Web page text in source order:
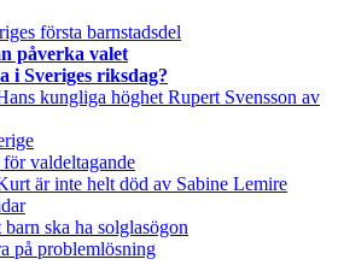
första barnstadsdel
påverka valet
i Sveriges riksdag?
kungliga höghet Rupert Svensson av
valdeltagande
är inte helt död av Sabine Lemire
ska ha solglasögon
på problemlösning